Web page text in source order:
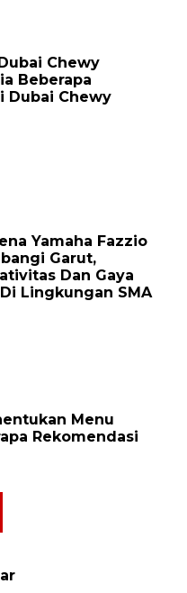
Chewy
Beberapa
Dubai Chewy
Yamaha Fazzio
Garut,
Dan Gaya
Lingkungan SMA
Menu
Rekomendasi